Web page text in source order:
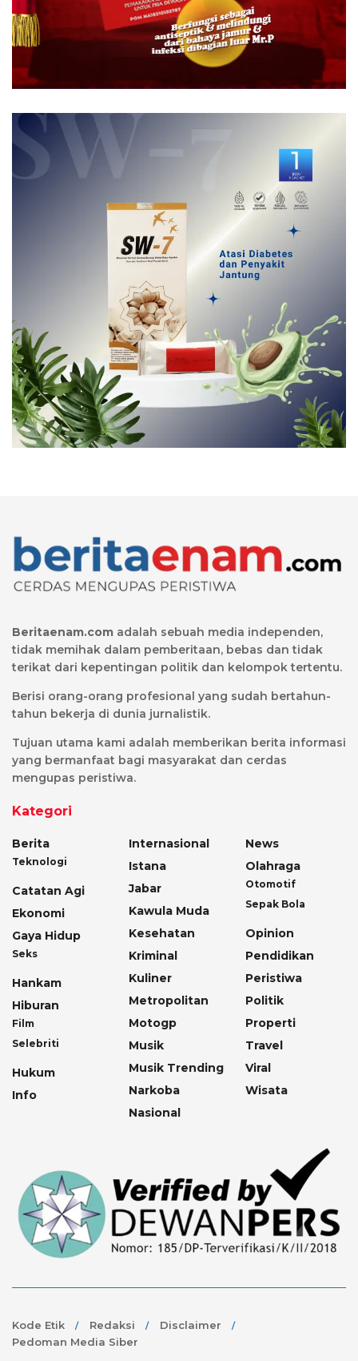
Beritaenam.com adalah sebuah media independen,
tidak memihak dalam pemberitaan, bebas dan tidak
terikat dari kepentingan politik dan kelompok tertentu.
Berisi orang-orang profesional yang sudah bertahun-
tahun bekerja di dunia jurnalistik.
Tujuan utama kami adalah memberikan berita informasi
yang bermanfaat bagi masyarakat dan cerdas
mengupas peristiwa.
Kategori
Berita
Teknologi
Catatan Agi
Ekonomi
Gaya Hidup
Seks
Hankam
Hiburan
Film
Selebriti
Hukum
Info
Internasional
Istana
Jabar
Kawula Muda
Kesehatan
Kriminal
Kuliner
Metropolitan
Motogp
Musik
Musik Trending
Narkoba
Nasional
News
Olahraga
Otomotif
Sepak Bola
Opinion
Pendidikan
Peristiwa
Politik
Properti
Travel
Viral
Wisata
Kode Etik Redaksi
Disclaimer
Pedoman Media Siber